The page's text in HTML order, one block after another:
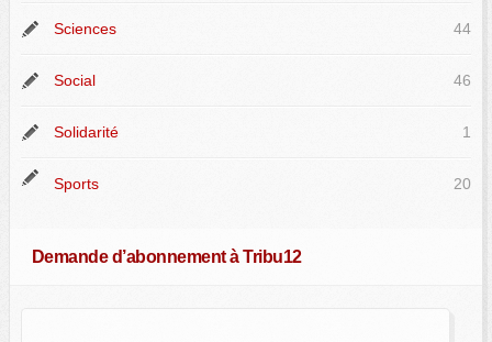
Sciences 44
Social 46
Solidarité 1
Sports 20
Demande d’abonnement à Tribu12